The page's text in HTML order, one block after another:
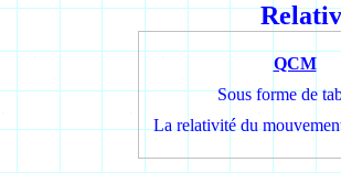
QCM
Sous forme de
La relativité du